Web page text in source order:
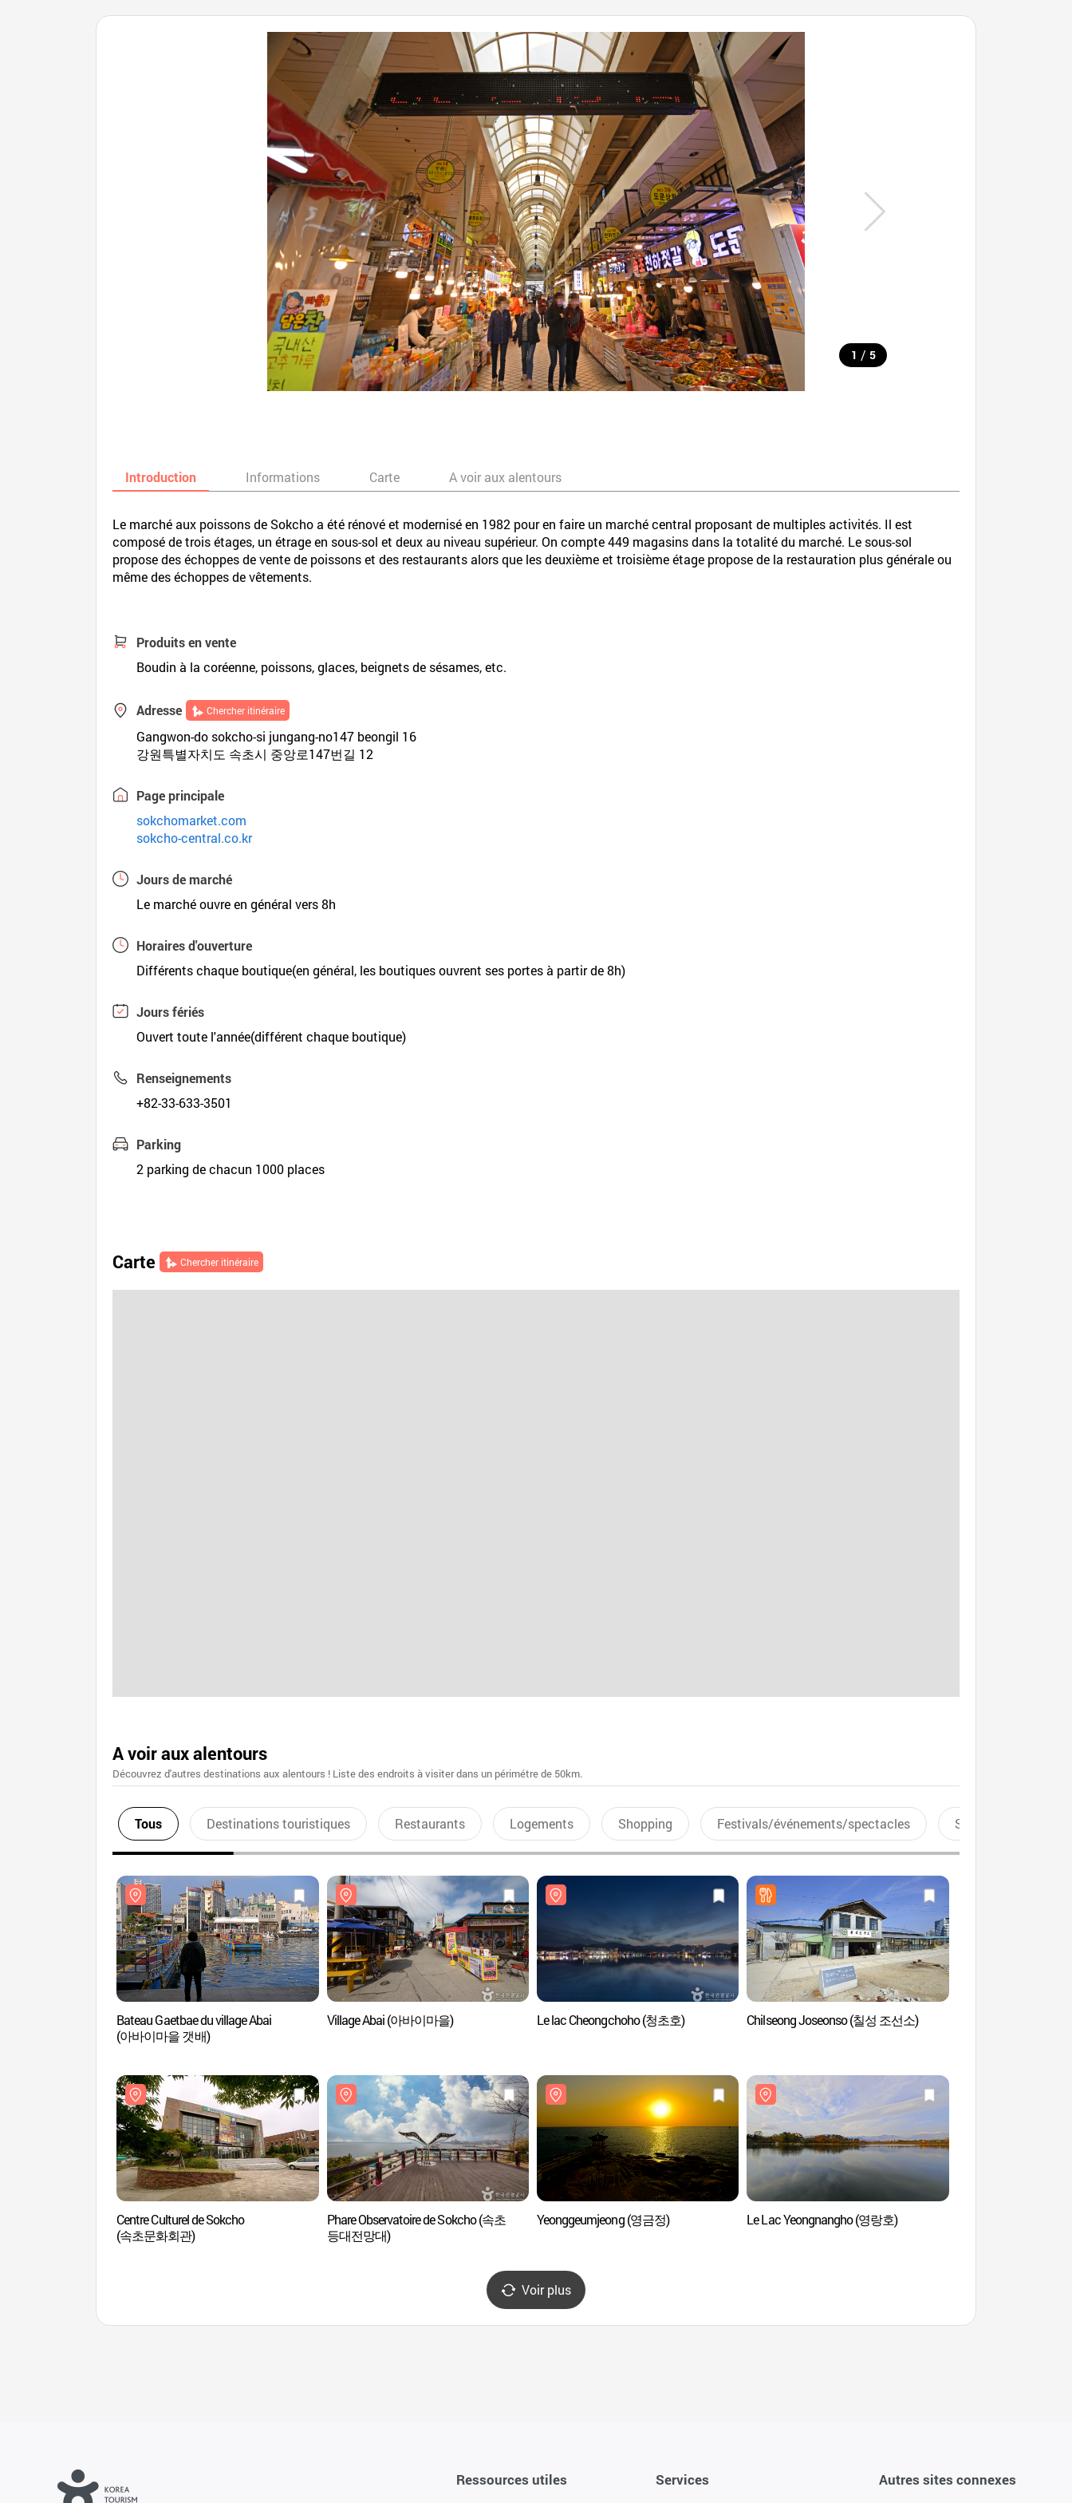
1 / 5
Introduction Informations Carte A voir aux alentours
Le marché aux poissons de Sokcho a été rénové et modernisé en 1982 pour en faire un marché central proposant de multiples activités. Il est
composé de trois étages, un étrage en sous-sol et deux au niveau supérieur. On compte 449 magasins dans la totalité du marché. Le sous-sol
propose des échoppes de vente de poissons et des restaurants alors que les deuxième et troisième étage propose de la restauration plus générale ou
même des échoppes de vêtements.
Produits en vente
Boudin à la coréenne, poissons, glaces, beignets de sésames, etc.
Adresse Chercher itinéraire
Gangwon-do sokcho-si jungang-no147 beongil 16
강원특별자치도 속초시 중앙로147번길 12
Page principale
sokchomarket.com
sokcho-central.co.kr
Jours de marché
Le marché ouvre en général vers 8h
Horaires d'ouverture
Différents chaque boutique(en général, les boutiques ouvrent ses portes à partir de 8h)
Jours fériés
Ouvert toute l'année(différent chaque boutique)
Renseignements
+82-33-633-3501
Parking
2 parking de chacun 1000 places
Carte Chercher itinéraire
A voir aux alentours
Découvrez d'autres destinations aux alentours ! Liste des endroits à visiter dans un périmétre de 50km.
Tous Destinations touristiques Restaurants Logements Shopping Festivals/événements/spectacles Sports aquatiques
Bateau Gaetbae du village Abai
(아바이마을 갯배)
Village Abai (아바이마을) Le lac Cheongchoho (청초호) Chilseong Joseonso (칠성 조선소)
Centre Culturel de Sokcho
(속초문화회관)
Phare Observatoire de Sokcho (속초
등대전망대)
Yeonggeumjeong (영금정) Le Lac Yeongnangho (영랑호)
Voir plus
Ressources utiles Services Autres sites connexes